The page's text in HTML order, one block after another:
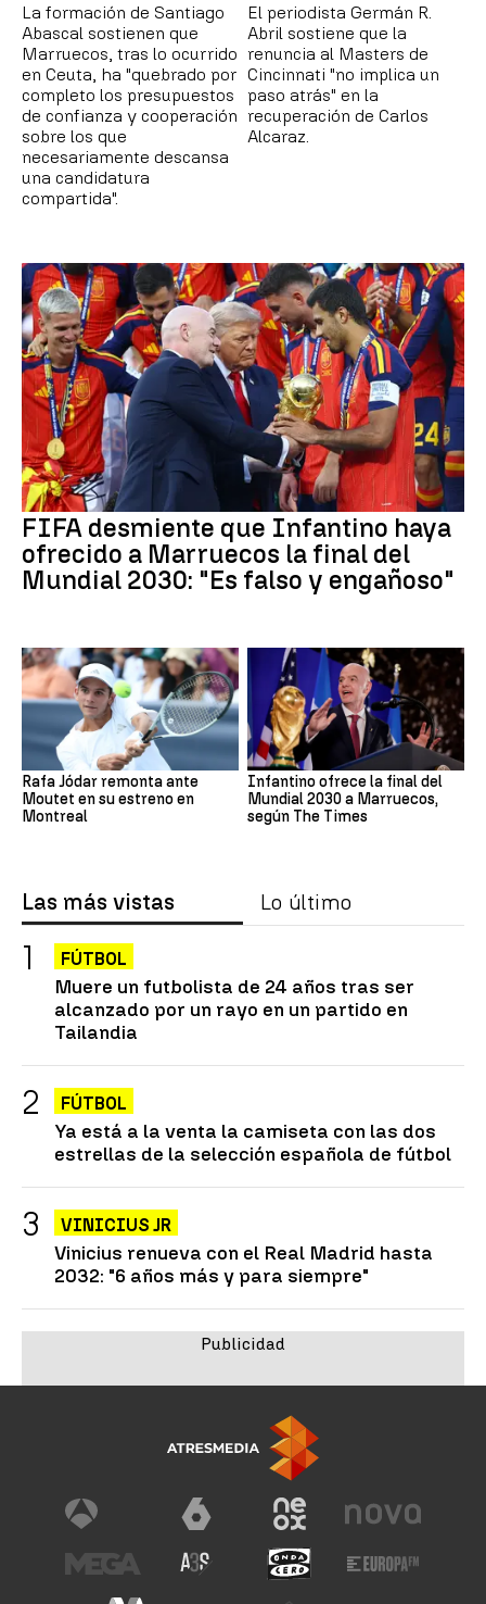
La formación de Santiago
Abascal sostienen que
Marruecos, tras lo ocurrido
en Ceuta, ha "quebrado por
completo los presupuestos
de confianza y cooperación
sobre los que
necesariamente descansa
una candidatura
compartida".
El periodista Germán R.
Abril sostiene que la
renuncia al Masters de
Cincinnati "no implica un
paso atrás" en la
recuperación de Carlos
Alcaraz.
FIFA desmiente que Infantino haya
ofrecido a Marruecos la final del
Mundial 2030: "Es falso y engañoso"
Rafa Jódar remonta ante
Moutet en su estreno en
Montreal
Infantino ofrece la final del
Mundial 2030 a Marruecos,
según The Times
Las más vistas Lo último
FÚTBOL
Muere un futbolista de 24 años tras ser
alcanzado por un rayo en un partido en
Tailandia
FÚTBOL
Ya está a la venta la camiseta con las dos
estrellas de la selección española de fútbol
VINICIUS JR
Vinicius renueva con el Real Madrid hasta
2032: "6 años más y para siempre"